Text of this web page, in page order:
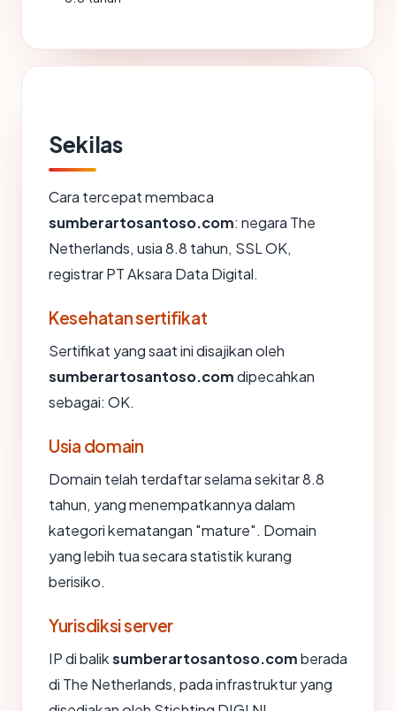
Sekilas
Cara tercepat membaca
sumberartosantoso.com: negara The
Netherlands, usia 8.8 tahun, SSL OK,
registrar PT Aksara Data Digital.
Kesehatan sertifikat
Sertifikat yang saat ini disajikan oleh
sumberartosantoso.comdipecahkan
sebagai: OK.
Usia domain
Domain telah terdaftar selama sekitar 8.8
tahun, yang menempatkannya dalam
kategori kematangan "mature". Domain
yang lebih tua secara statistik kurang
berisiko.
Yurisdiksi server
IP di baliksumberartosantoso.comberada
di The Netherlands, pada infrastruktur yang